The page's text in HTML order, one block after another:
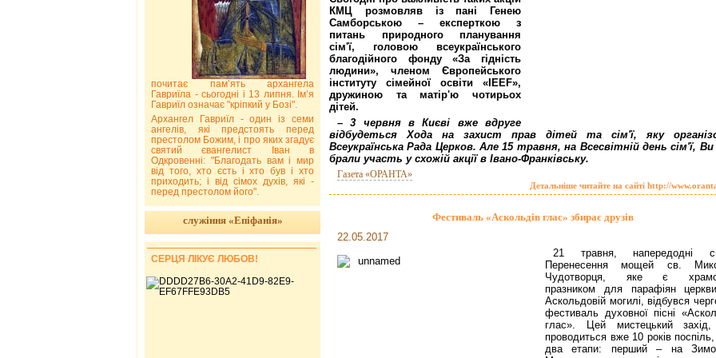
КМЦ розмовляв із пані Генею
Самборською – експерткою з
питань природного планування
сім'ї, головою всеукраїнського
благодійного фонду «За гідність
людини», членом Європейського
інституту сімейної освіти «IEEF»,
дружиною та матір'ю чотирьох
дітей.
– 3 червня в Києві вже вдруге
відбудеться Хода на захист прав дітей та сім'ї, яку
Всеукраїнська Рада Церков. Але 15 травня, на Всесвітній день сім'ї,
брали участь у схожій акції в Івано-Франківську.
Газета «ОРАНТА»
Детальніше читайте на сайті http://
Фестиваль «Аскольдів глас» збирає друзів
22.05.2017
21 травня, напередодні
Перенесення мощей св.
Чудотворця, яке є
празником для парафіян
Аскольдовій могилі, відбувся
фестиваль духовної пісні
глас». Цей мистецький
проводиться вже 10 років
два етапи: перший – на
почитає пам’ять архангела
Гавриїла - сьогодні і 13 липня. Ім’я
Гавриїл означає "кріпкий у Бозі".
Архангел Гавриїл - один із семи
ангелів, які предстоять перед
престолом Божим, і про яких згадує
святий євангелист Іван в
Одкровенні: "Благодать вам і мир
від того, хто єсть і хто був і хто
приходить; і від сімох духів, які -
перед престолом його".
служіння «Епіфанія»
СЕРЦЯ ЛІКУЄ ЛЮБОВ!